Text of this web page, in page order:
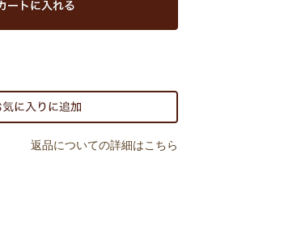
返品についての詳細はこちら